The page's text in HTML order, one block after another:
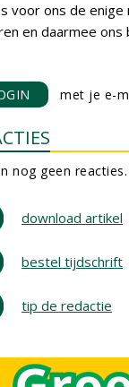
voor ons de
en daarmee
met je e-
nog geen reacties.
download artikel
bestel tijdschrift
tip de redactie